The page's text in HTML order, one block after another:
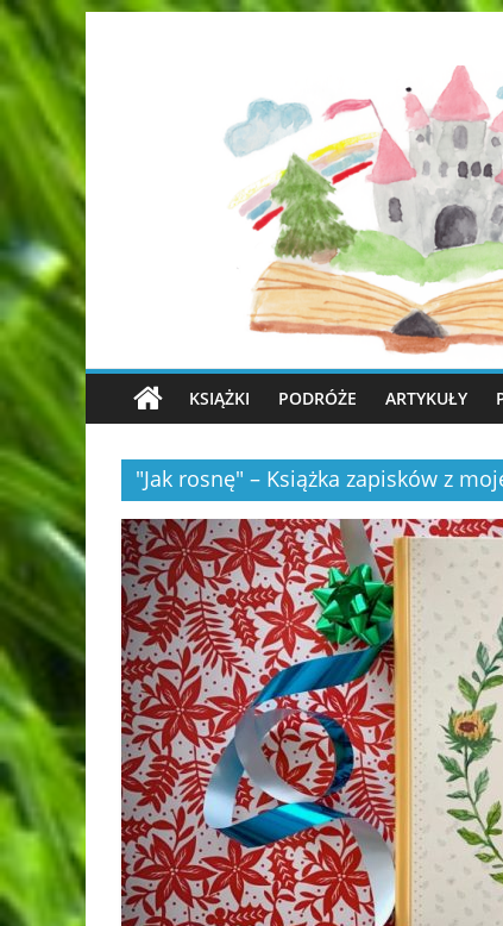
KSIĄŻKI PODRÓŻE ARTYKUŁY
"Jak rosnę" – Książka zapisków z